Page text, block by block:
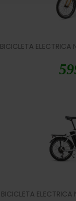
BICICLETA ELECTRICA
BICICLETA ELECTRICA